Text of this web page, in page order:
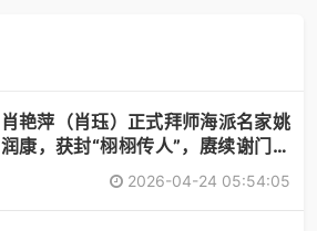
肖艳萍（肖珏）正式拜师海派名家姚
润康，获封“栩栩传人”，赓续谢门艺
2026-04-24 05:54:05